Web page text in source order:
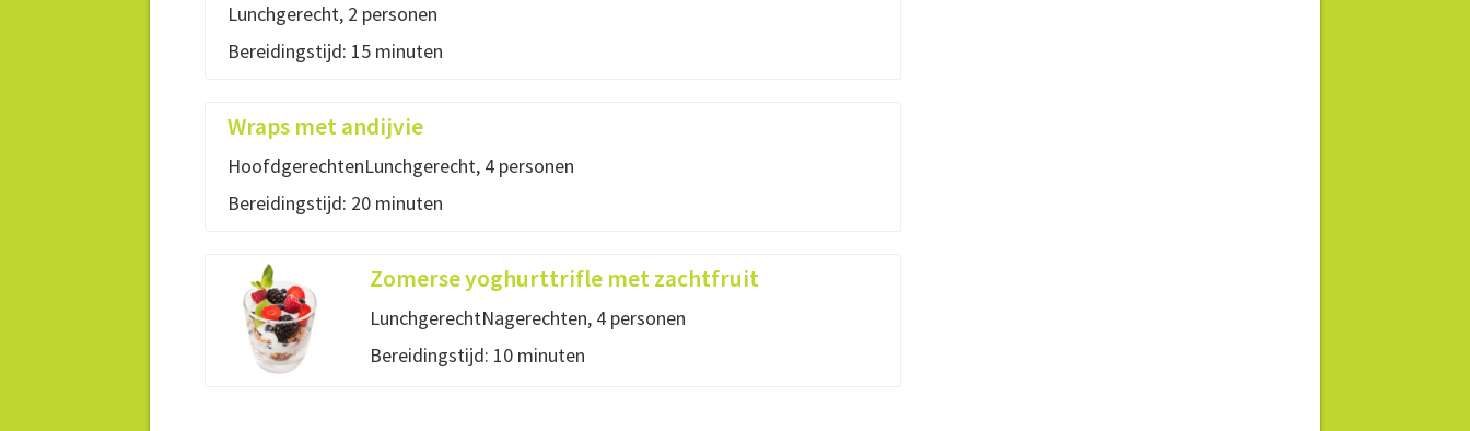
Lunchgerecht, 2 personen
Bereidingstijd: 15 minuten
Wraps met andijvie
HoofdgerechtenLunchgerecht, 4 personen
Bereidingstijd: 20 minuten
Zomerse yoghurttrifle met zachtfruit
LunchgerechtNagerechten, 4 personen
Bereidingstijd: 10 minuten